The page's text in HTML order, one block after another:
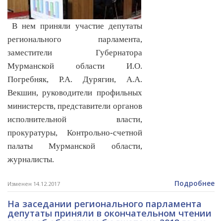
В нем приняли участие депутаты
регионального парламента,
заместители Губернатора
Мурманской области И.О.
Погребняк, Р.А. Дурягин, А.А.
Векшин, руководители профильных
министерств, представители органов
исполнительной власти,
прокуратуры, Контрольно-счетной
палаты Мурманской области,
журналисты.
Изменен 14.12.2017 Подробнее
На заседании регионального парламента
депутаты приняли в окончательном чтении